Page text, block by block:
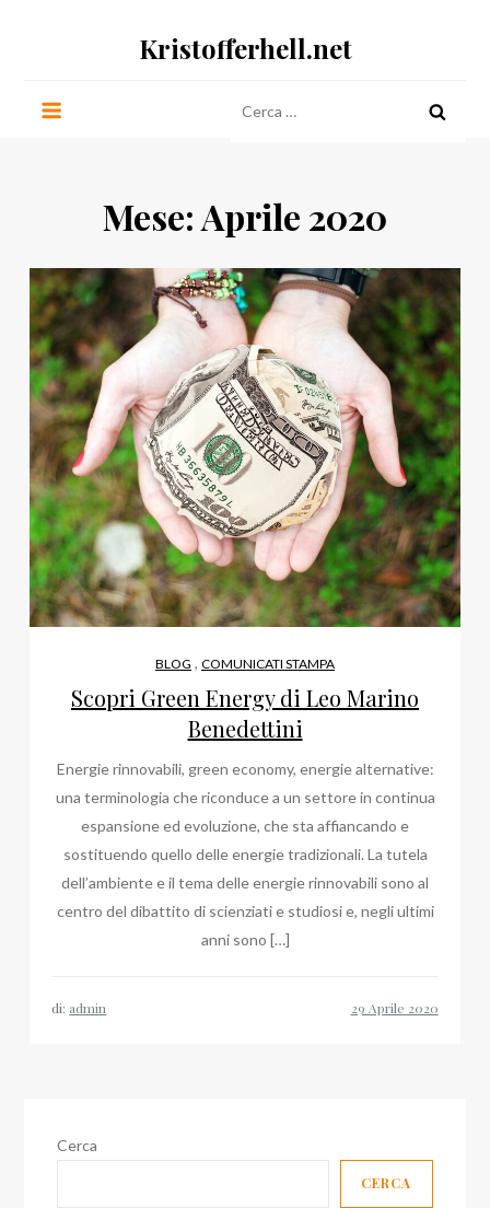
Kristofferhell.net
per:
Mese:Aprile 2020
BLOG , COMUNICATI STAMPA
Scopri Green Energy di Leo Marino
Benedettini
Energie rinnovabili, green economy, energie alternative:
una terminologia che riconduce a un settore in continua
espansione ed evoluzione, che sta affiancando e
sostituendo quello delle energie tradizionali. La tutela
dell’ambiente e il tema delle energie rinnovabili sono al
centro del dibattito di scienziati e studiosi e, negli ultimi
anni sono […]
di: admin
Cerca
CERCA